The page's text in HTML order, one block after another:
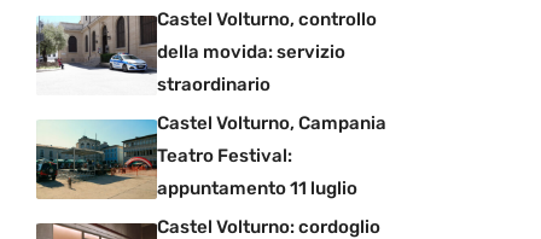
Castel Volturno, controllo
della movida: servizio
straordinario
Castel Volturno, Campania
Teatro Festival:
appuntamento 11 luglio
Castel Volturno: cordoglio